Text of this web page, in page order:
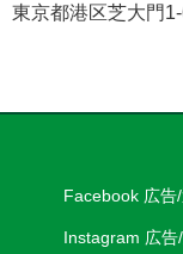
東京都港区芝大門
Facebook 広告
Instagram 広告